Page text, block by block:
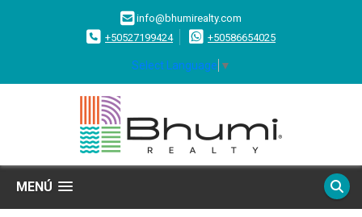
info@bhumirealty.com
+50527199424
+50586654025
Select Language ▼
MENÚ